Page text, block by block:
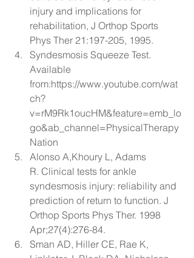
injury and implications for
rehabilitation, J Orthop Sports
Phys Ther 21:197-205, 1995.
Syndesmosis Squeeze Test.
Available
from:https://www.youtube.com/wat
ch?
v=rM9Rk1oucHM&feature=emb_lo
go&ab_channel=PhysicalTherapy
Nation
Alonso A,Khoury L, Adams
R. Clinical tests for ankle
syndesmosis injury: reliability and
prediction of return to function. J
Orthop Sports Phys Ther. 1998
Apr;27(4):276-84.
Sman AD, Hiller CE, Rae K,